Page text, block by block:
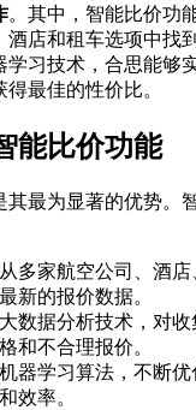
。其中，智能比价功
店和租车选项中找
学习技术，合思能够
最佳的性价比。
能比价功能
其最为显著的优势。
从多家航空公司、酒
新的报价数据。
数据分析技术，对
和不合理报价。
机器学习算法，不断
效率。